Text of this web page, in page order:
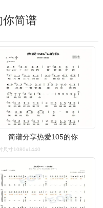
你简谱
简谱分享热爱105的你
尺寸1080x1440